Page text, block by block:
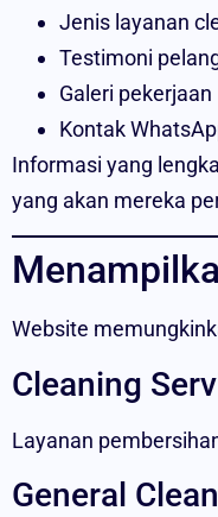
Jenis layanan
Testimoni
Galeri pekerjaan
Kontak
Informasi yang
yang akan mereka
Website
Cleaning
Layanan
General